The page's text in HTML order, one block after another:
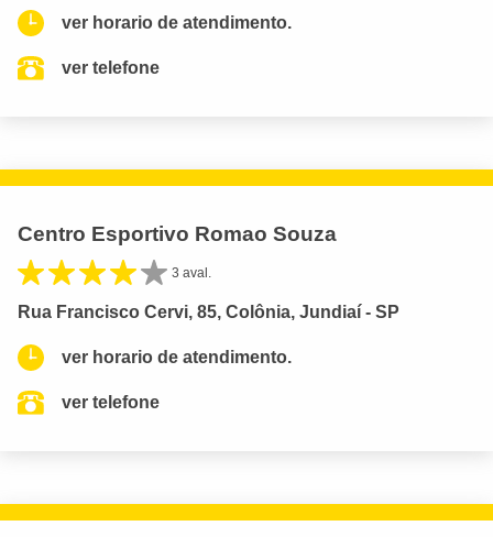
ver horario de atendimento.
ver telefone
Centro Esportivo Romao Souza
3 aval.
Rua Francisco Cervi, 85, Colônia, Jundiaí - SP
ver horario de atendimento.
ver telefone